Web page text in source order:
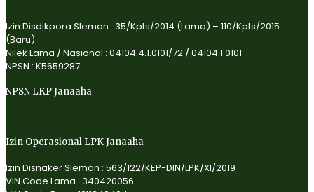
Izin Disdikpora Sleman : 35/Kpts/2014 (Lama) – 110/Kpts/2015
(Baru)
Nilek Lama / Nasional : 04104.4.1.0101/72 / 04104.1.0101
NPSN : K5659287
NPSN LKP Janaaha
Izin Operasional LPK Janaaha
Izin Disnaker Sleman : 563/122/KEP-DIN/LPK/XI/2019
VIN Code Lama : 340420056